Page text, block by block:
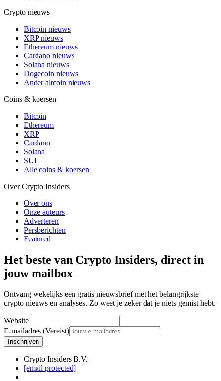
Crypto nieuws
Bitcoin nieuws
XRP nieuws
Ethereum nieuws
Cardano nieuws
Solana nieuws
Dogecoin nieuws
Ander altcoin nieuws
Coins & koersen
Bitcoin
Ethereum
XRP
Cardano
Solana
SUI
Alle coins & koersen
Over Crypto Insiders
Over ons
Onze auteurs
Adverteren
Persberichten
Featured
Het beste van Crypto Insiders, direct in
jouw mailbox
Ontvang wekelijks een gratis nieuwsbrief met het belangrijkste
crypto nieuws en analyses. Zo weet je zeker dat je niets gemist hebt.
Website
E-mailadres (Vereist)
Inschrijven
Crypto Insiders B.V.
[email protected]